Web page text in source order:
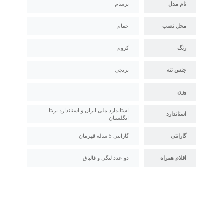
نام مدل برسام
محل نصب حمام
رنگ کروم
جنس تنه برنجی
وزن
استاندارد
استاندارد ملی ایران و استاندارد بریتا
انگلستان
گارانتی گارانتی 5 ساله قهرمان
اقلام همراه دو عدد لنگی و قالپاق